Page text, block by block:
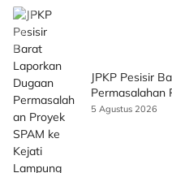
JPKP Pesisir
Permasalahan
5 Agustus 2026